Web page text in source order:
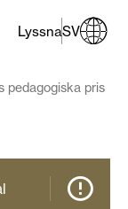
LyssnaSV
pedagogiska pris